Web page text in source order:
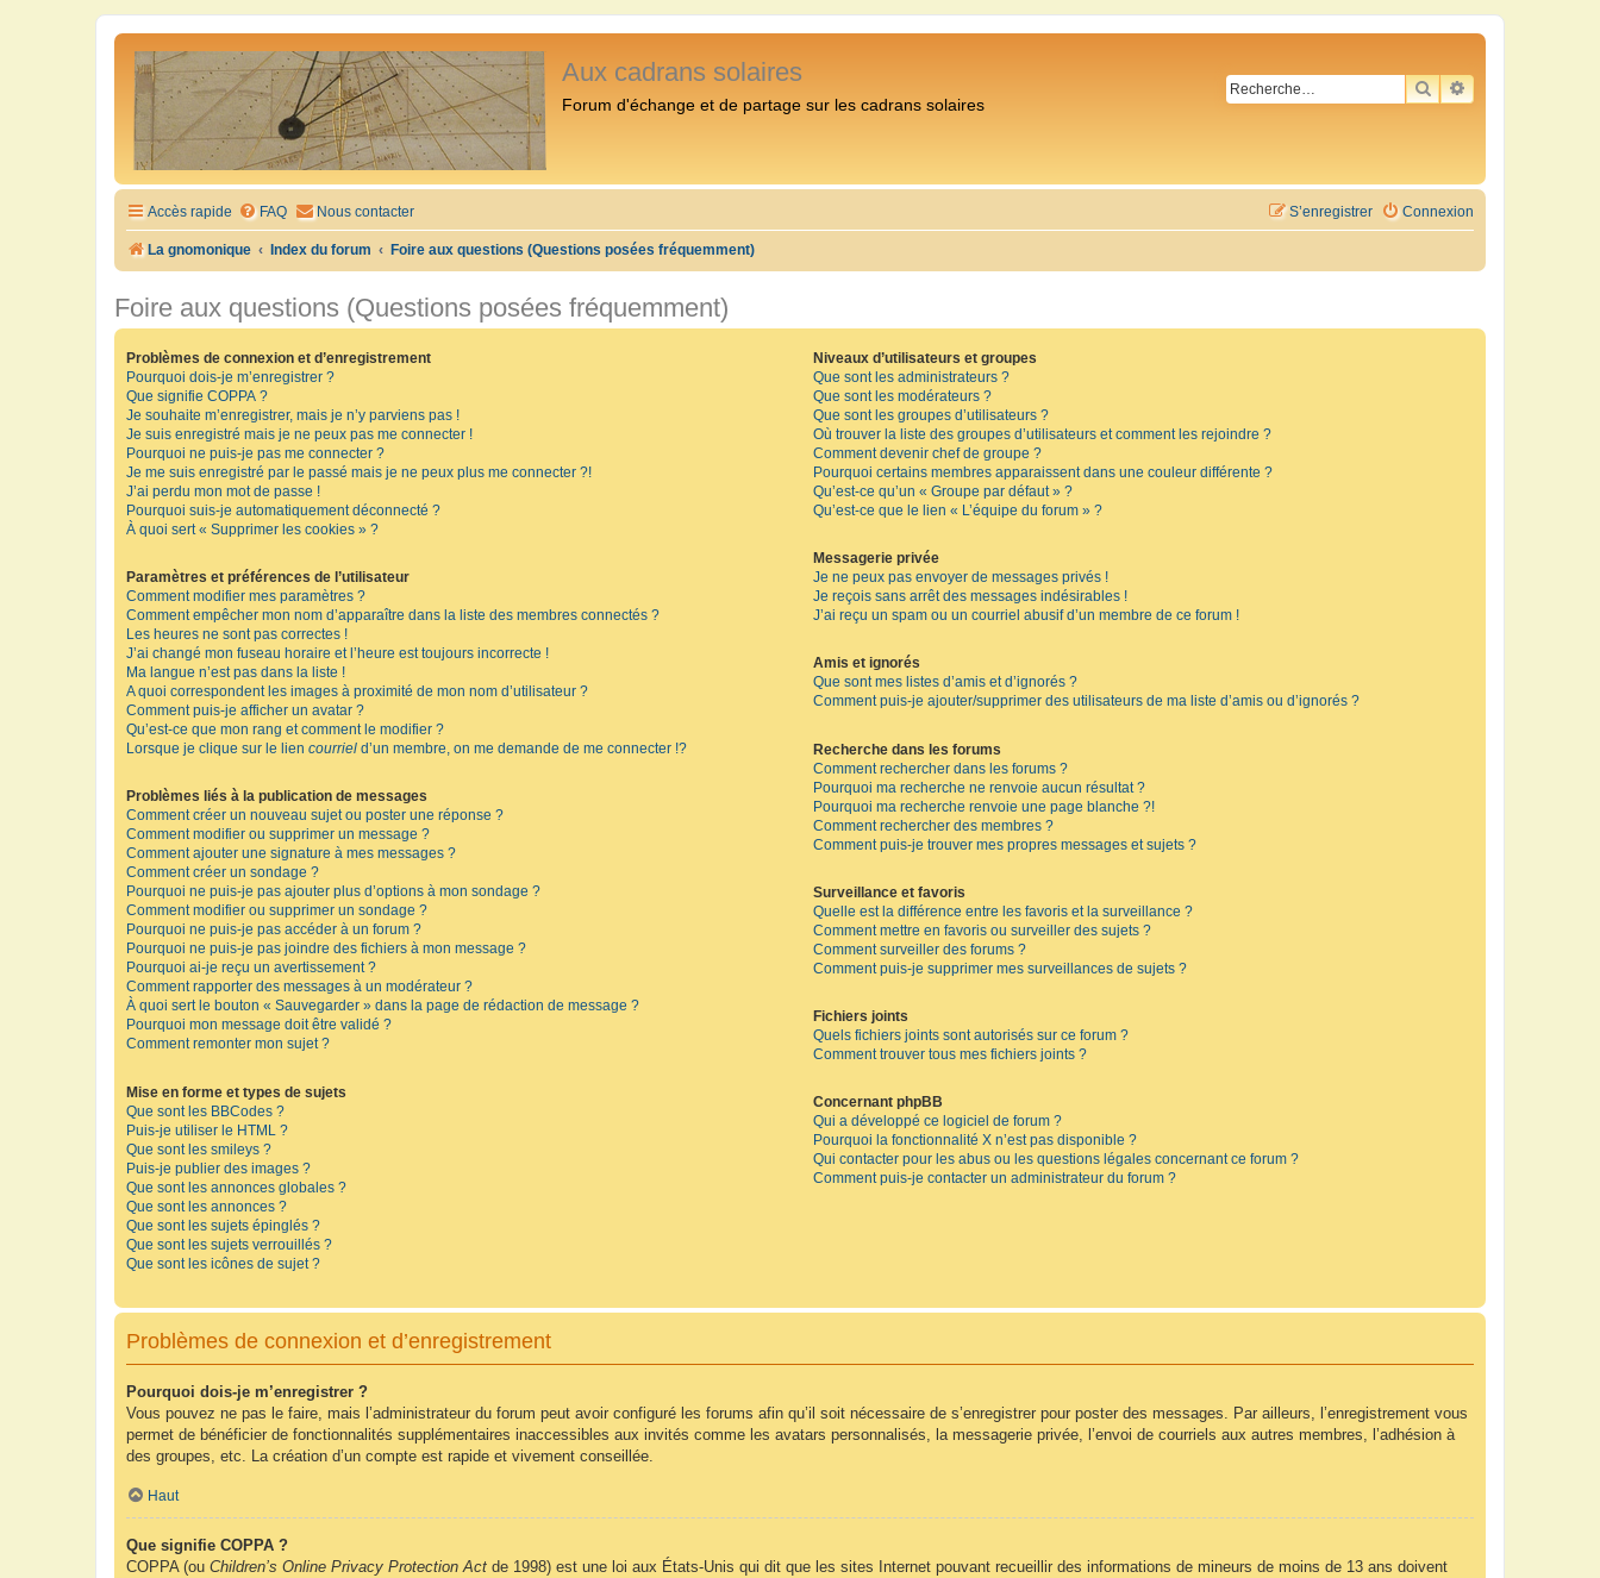
Aux cadrans solaires
Forum d'échange et de partage sur les cadrans solaires
RECHERCHER
RECHERCHE
Accès rapide FAQ Nous contacter Connexion
S’enregistrer
La gnomonique Index du forum Foire aux questions (Questions posées fréquemment)
Foire aux questions (Questions posées fréquemment)
Problèmes de connexion et d’enregistrement
Pourquoi dois-je m’enregistrer ?
Que signifie COPPA ?
Je souhaite m’enregistrer, mais je n’y parviens pas !
Je suis enregistré mais je ne peux pas me connecter !
Pourquoi ne puis-je pas me connecter ?
Je me suis enregistré par le passé mais je ne peux plus me connecter ?!
J’ai perdu mon mot de passe !
Pourquoi suis-je automatiquement déconnecté ?
À quoi sert « Supprimer les cookies » ?
Paramètres et préférences de l’utilisateur
Comment modifier mes paramètres ?
Comment empêcher mon nom d’apparaître dans la liste des membres connectés ?
Les heures ne sont pas correctes !
J’ai changé mon fuseau horaire et l’heure est toujours incorrecte !
Ma langue n’est pas dans la liste !
A quoi correspondent les images à proximité de mon nom d’utilisateur ?
Comment puis-je afficher un avatar ?
Qu’est-ce que mon rang et comment le modifier ?
Lorsque je clique sur le lien courriel d’un membre, on me demande de me connecter !?
Problèmes liés à la publication de messages
Comment créer un nouveau sujet ou poster une réponse ?
Comment modifier ou supprimer un message ?
Comment ajouter une signature à mes messages ?
Comment créer un sondage ?
Pourquoi ne puis-je pas ajouter plus d’options à mon sondage ?
Comment modifier ou supprimer un sondage ?
Pourquoi ne puis-je pas accéder à un forum ?
Pourquoi ne puis-je pas joindre des fichiers à mon message ?
Pourquoi ai-je reçu un avertissement ?
Comment rapporter des messages à un modérateur ?
À quoi sert le bouton « Sauvegarder » dans la page de rédaction de message ?
Pourquoi mon message doit être validé ?
Comment remonter mon sujet ?
Mise en forme et types de sujets
Que sont les BBCodes ?
Puis-je utiliser le HTML ?
Que sont les smileys ?
Puis-je publier des images ?
Que sont les annonces globales ?
Que sont les annonces ?
Que sont les sujets épinglés ?
Que sont les sujets verrouillés ?
Que sont les icônes de sujet ?
Niveaux d’utilisateurs et groupes
Que sont les administrateurs ?
Que sont les modérateurs ?
Que sont les groupes d’utilisateurs ?
Où trouver la liste des groupes d’utilisateurs et comment les rejoindre ?
Comment devenir chef de groupe ?
Pourquoi certains membres apparaissent dans une couleur différente ?
Qu’est-ce qu’un « Groupe par défaut » ?
Qu’est-ce que le lien « L’équipe du forum » ?
Messagerie privée
Je ne peux pas envoyer de messages privés !
Je reçois sans arrêt des messages indésirables !
J’ai reçu un spam ou un courriel abusif d’un membre de ce forum !
Amis et ignorés
Que sont mes listes d’amis et d’ignorés ?
Comment puis-je ajouter/supprimer des utilisateurs de ma liste d’amis ou d’ignorés ?
Recherche dans les forums
Comment rechercher dans les forums ?
Pourquoi ma recherche ne renvoie aucun résultat ?
Pourquoi ma recherche renvoie une page blanche ?!
Comment rechercher des membres ?
Comment puis-je trouver mes propres messages et sujets ?
Surveillance et favoris
Quelle est la différence entre les favoris et la surveillance ?
Comment mettre en favoris ou surveiller des sujets ?
Comment surveiller des forums ?
Comment puis-je supprimer mes surveillances de sujets ?
Fichiers joints
Quels fichiers joints sont autorisés sur ce forum ?
Comment trouver tous mes fichiers joints ?
Concernant phpBB
Qui a développé ce logiciel de forum ?
Pourquoi la fonctionnalité X n’est pas disponible ?
Qui contacter pour les abus ou les questions légales concernant ce forum ?
Comment puis-je contacter un administrateur du forum ?
Problèmes de connexion et d’enregistrement
Pourquoi dois-je m’enregistrer ?
Vous pouvez ne pas le faire, mais l’administrateur du forum peut avoir configuré les forums afin qu’il soit nécessaire de s’enregistrer pour poster des messages. Par ailleurs, l’enregistrement vous
permet de bénéficier de fonctionnalités supplémentaires inaccessibles aux invités comme les avatars personnalisés, la messagerie privée, l’envoi de courriels aux autres membres, l’adhésion à
des groupes, etc. La création d’un compte est rapide et vivement conseillée.
Haut
Que signifie COPPA ?
COPPA (ou Children’s Online Privacy Protection Act de 1998) est une loi aux États-Unis qui dit que les sites Internet pouvant recueillir des informations de mineurs de moins de 13 ans doivent